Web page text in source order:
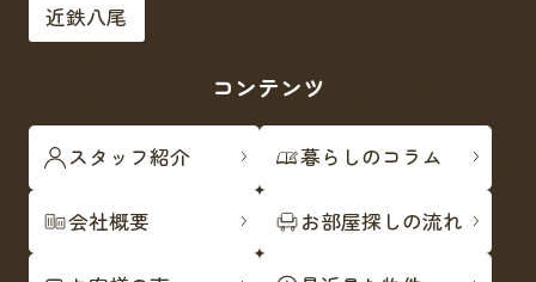
近鉄八尾
コンテンツ
スタッフ紹介 暮らしのコラム
会社概要 お部屋探しの流れ